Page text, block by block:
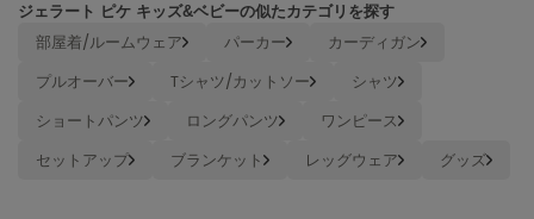
NOWNS
ナウンス
null.
ジェラート ピケ キッズ&ベビーの似たカテゴリを探す
部屋着/ルームウェア パーカー
カーディガン
プルオーバー
Tシャツ/カットソー
シャツ
ショートパンツ
ロングパンツ
ワンピース
セットアップ
ブランケット レッグウェア グッズ